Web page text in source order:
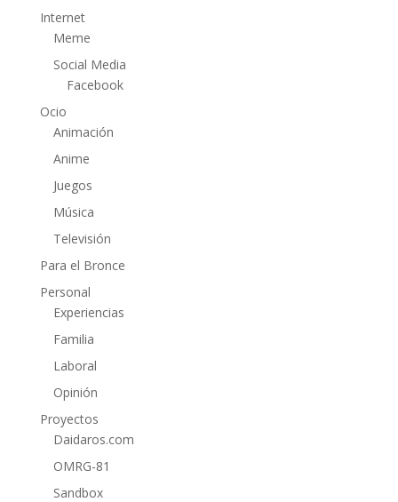
Internet
Meme
Social Media
Facebook
Ocio
Animación
Anime
Juegos
Música
Televisión
Para el Bronce
Personal
Experiencias
Familia
Laboral
Opinión
Proyectos
Daidaros.com
OMRG-81
Sandbox